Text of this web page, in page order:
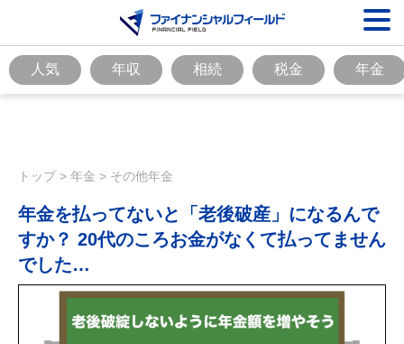
人気 年収 相続 税金 年金
トップ> 年金 > その他年金
年金を払ってないと「老後破産」になるんで
すか？ 20代のころお金がなくて払ってません
でした…